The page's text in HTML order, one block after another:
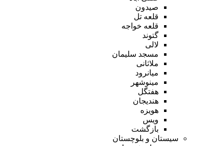
صیدون
قلعه تل
قلعه خواجه
گتوند
لالی
مسجد سلیمان
ملاثانی
میانرود
مینوشهر
هفتگل
هندیجان
هویزه
ویس
بازگشت
سیستان و بلوچستان